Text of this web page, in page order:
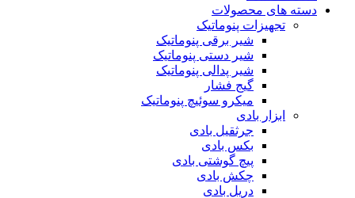
دسته های محصولات
تجهیزات پنوماتیک
شیر برقی پنوماتیک
شیر دستی پنوماتیک
شیر پدالی پنوماتیک
گیج فشار
میکرو سوئیچ پنوماتیک
ابزار بادی
جرثقیل بادی
بکس بادی
پیچ گوشتی بادی
چکش بادی
دریل بادی